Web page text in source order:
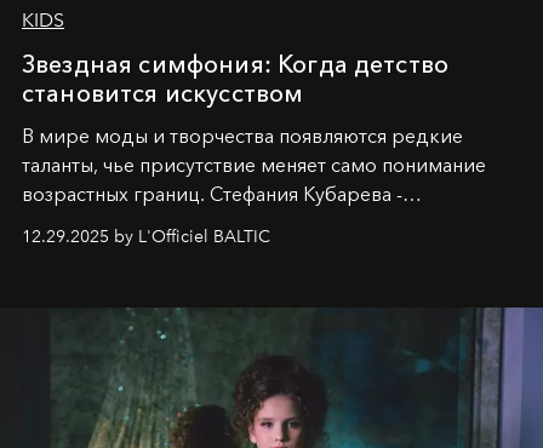
KIDS
Звездная симфония: Когда детство
становится искусством
В мире моды и творчества появляются редкие
таланты, чье присутствие меняет само понимание
возрастных границ. Стефания Кубарева -
десятилетняя обладательница невероятной
харизмы, чье имя уже украшает обложки
2025
и LUXIA June 2025, представляет собой
уникальное явление современной культуры.
12.29.2025 by L'Officiel BALTIC